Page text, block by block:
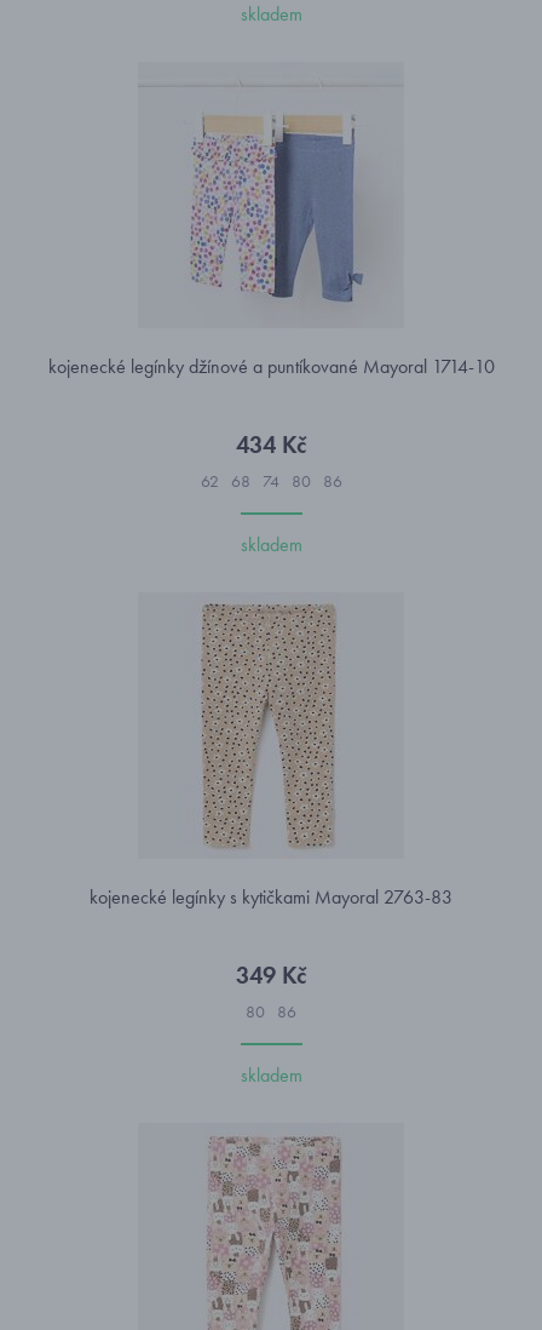
skladem
kojenecké legínky džínové a puntíkované Mayoral 1714-10
434 Kč
62 68 74 80 86
skladem
kojenecké legínky s kytičkami Mayoral 2763-83
349 Kč
80 86
skladem